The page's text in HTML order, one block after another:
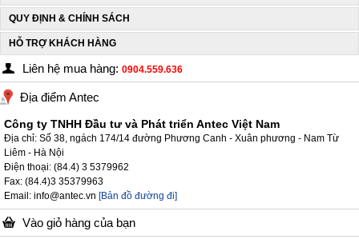
QUY ĐỊNH & CHÍNH SÁCH
HỖ TRỢ KHÁCH HÀNG
Liên hệ mua hàng: 0904.559.636
Địa điểm Antec
Công ty TNHH Đầu tư và Phát triển Antec Việt Nam
Địa chỉ: Số 38, ngách 174/14 đường Phương Canh - Xuân phương - Nam Từ
Liêm - Hà Nội
Điện thoại: (84.4) 3 5379962
Fax: (84.4)3 35379963
Email: info@antec.vn [Bản đồ đường đi]
Vào giỏ hàng của bạn